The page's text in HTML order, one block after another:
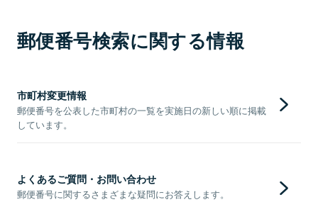
郵便番号検索に関する情報
市町村変更情報
郵便番号を公表した市町村の一覧を実施日の新しい順に掲載
しています。
よくあるご質問・お問い合わせ
郵便番号に関するさまざまな疑問にお答えします。